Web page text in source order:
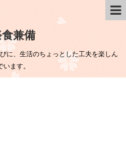
兼備
に、生活のちょっとした工夫を楽しん
います。